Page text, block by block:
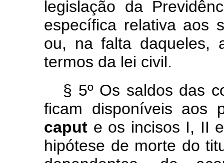
legislação da
específica relativa aos
ou, na falta daqueles,
termos da lei civil.
§ 5º Os saldos das
ficam disponíveis aos
caput e os incisos I, II
hipótese de morte do